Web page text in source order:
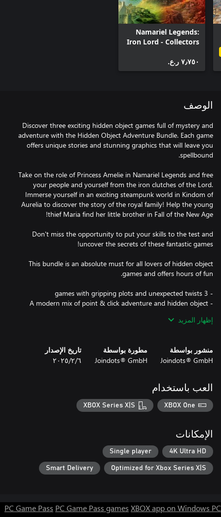
Namariel Legends:
Iron Lord - Collectors
٧٫٧٥٠ ر.ع.‏
الوصف
Discover three exciting hidden object games full of mystery and
adventure with the Hidden Object Adventure Bundle. Each game
offers unique stories and stunning graphics that will leave you
Take on the role of Princess Amelie in Namariel Legends and free
your people and yourself from the iron clutches of the Lord.
Immerse yourself in an exciting steampunk world in Kindom of
Aurelia to discover the story of the royal family! Help the young
Don't miss the opportunity to put your skills to the test and
This bundle is an absolute must for all lovers of hidden object
إظهار المزيد
منشور بواسطة
Joindots® GmbH
مطورة بواسطة
Joindots® GmbH
تاريخ الإصدار
٦‏/٢‏/٢٠٢٥
العب باستخدام
XBOX One
XBOX Series X|S
الإمكانات
4K Ultra HD
Single player
Optimized for Xbox Series X|S
Smart Delivery
PC Game Pass PC Game Pass games XBOX app on Windows PC